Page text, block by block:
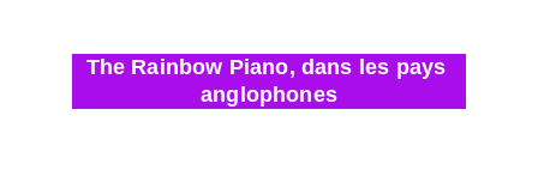
The Rainbow Piano, dans les pays
anglophones